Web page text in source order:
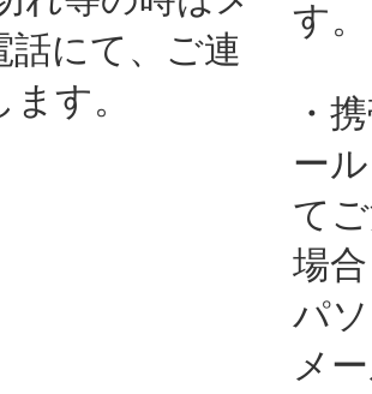
話にて、ご連
す。
す。
・
ー
て
場合
パ
メ